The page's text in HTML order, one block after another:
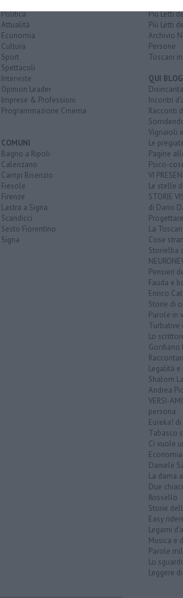
Politica
Attualità
Economia
Cultura
Sport
Spettacoli
Interviste
Opinion Leader
Imprese & Professioni
Programmazione Cinema
COMUNI
Bagno a Ripoli
Calenzano
Campi Bisenzio
Fiesole
Firenze
Lastra a Signa
Scandicci
Sesto Fiorentino
Signa
Più Letti
Più Letti
Archivio
Persone
Toscani
QUI BLOG
Incontri
Racconti
Vignaioli
Le
Pagine
Psico-
VI
Le stelle
STORIE
di Dario
La
Cose
Storielba
Pensieri
Fauda e
Enrico
Storie di
Parole in
Turbative
Lo
Gordiano
Legalità
Shalom
Andrea
VERSI-
persona
Eureka!
Tabasco
Ci vuole
Daniele
La dama
Due
Rossello
Storie
Easy
Legami
Musica e
Parole
Lo
Leggere